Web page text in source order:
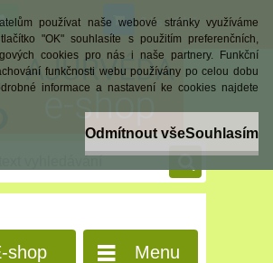
používat naše webové stránky využíváme
"OK" souhlasíte s použitím preferenčních,
cookies pro nás i naše partnery. Funkční
funkčnosti webu používány po celou dobu
informace a nastavení ke cookies najdete
Odmítnout všeSouhlasím
0 ks / 0 Kč
shop Menu